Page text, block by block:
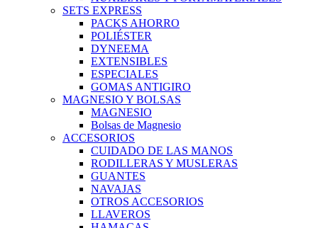
SETS EXPRESS
PACKS AHORRO
POLIÉSTER
DYNEEMA
EXTENSIBLES
ESPECIALES
GOMAS ANTIGIRO
MAGNESIO Y BOLSAS
MAGNESIO
Bolsas de Magnesio
ACCESORIOS
CUIDADO DE LAS MANOS
RODILLERAS Y MUSLERAS
GUANTES
NAVAJAS
OTROS ACCESORIOS
LLAVEROS